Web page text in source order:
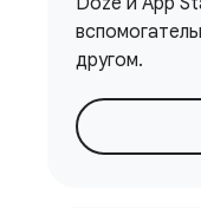
другом.